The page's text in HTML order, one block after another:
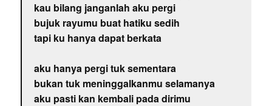
kau bilang janganlah aku pergi
bujuk rayumu buat hatiku sedih
tapi ku hanya dapat berkata
aku hanya pergi tuk sementara
bukan tuk meninggalkanmu selamanya
aku pasti kan kembali pada dirimu